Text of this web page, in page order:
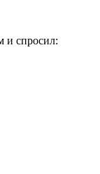
и спросил: